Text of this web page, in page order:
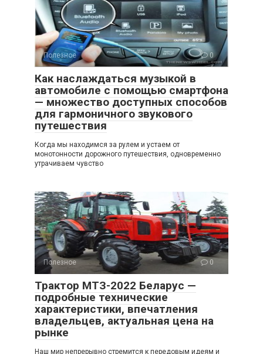
Полезное 0
Как наслаждаться музыкой в
автомобиле с помощью смартфона
— множество доступных способов
для гармоничного звукового
путешествия
Когда мы находимся за рулем и устаем от
монотонности дорожного путешествия, одновременно
утрачиваем чувство
Полезное 0
Трактор МТЗ-2022 Беларус —
подробные технические
характеристики, впечатления
владельцев, актуальная цена на
рынке
Наш мир непрерывно стремится к передовым идеям и